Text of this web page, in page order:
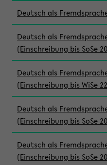
Deutsch als
Deutsch als
(Einschreibung bis SoSe
Deutsch als
(Einschreibung bis WiSe
Deutsch als
(Einschreibung bis SoSe
Deutsch als
(Einschreibung bis SoSe